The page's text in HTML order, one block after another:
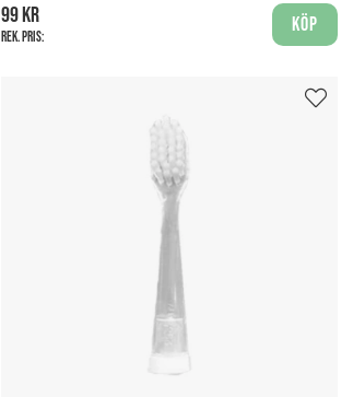
99 kr
Rek. pris:
Köp